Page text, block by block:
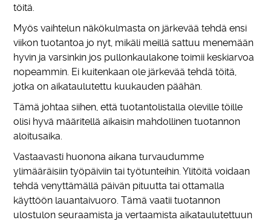
töitä.
Myös vaihtelun näkökulmasta on järkevää tehdä ensi
viikon tuotantoa jo nyt, mikäli meillä sattuu menemään
hyvin ja varsinkin jos pullonkaulakone toimii keskiarvoa
nopeammin. Ei kuitenkaan ole järkevää tehdä töitä,
jotka on aikataulutettu kuukauden päähän.
Tämä johtaa siihen, että tuotantolistalla oleville töille
olisi hyvä määritellä aikaisin mahdollinen tuotannon
aloitusaika.
Vastaavasti huonona aikana turvaudumme
ylimääräisiin työpäiviin tai työtunteihin. Ylitöitä voidaan
tehdä venyttämällä päivän pituutta tai ottamalla
käyttöön lauantaivuoro. Tämä vaatii tuotannon
ulostulon seuraamista ja vertaamista aikataulutettuun